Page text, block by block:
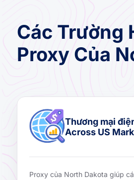
Các Trường
Proxy Của
Thương mại
Across US
Proxy của North Dakota giúp